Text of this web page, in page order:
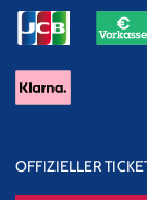
OFFIZIELLER